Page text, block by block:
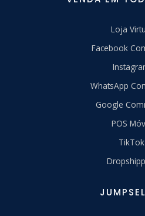
Loja
Facebook
WhatsApp
Google
POS
TikTok